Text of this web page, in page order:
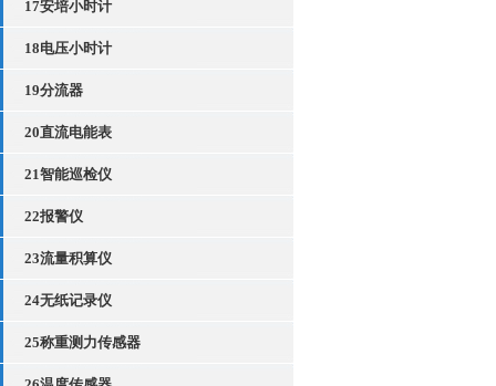
17安培小时计
18电压小时计
19分流器
20直流电能表
21智能巡检仪
22报警仪
23流量积算仪
24无纸记录仪
25称重测力传感器